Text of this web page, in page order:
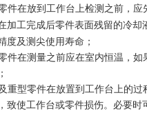
件在放到工作台上检测之前，应
加工完成后零件表面残留的冷却
度及测尖使用寿命；
件在测量之前应在室内恒温，
重型零件在放置到工作台上的
致使工作台或零件损伤。必要时